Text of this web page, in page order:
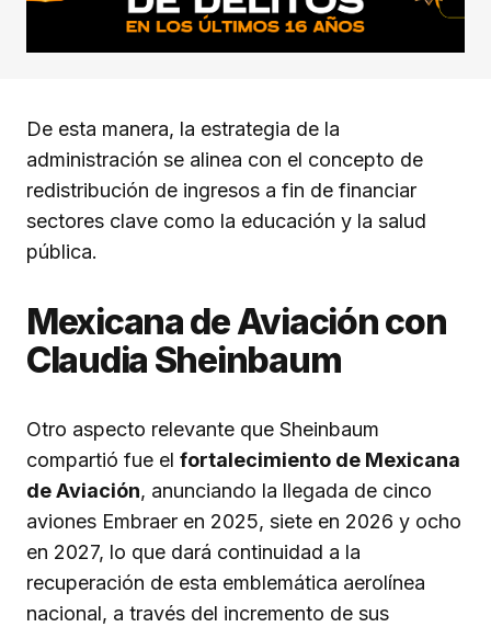
De esta manera, la estrategia de la
administración se alinea con el concepto de
redistribución de ingresos a fin de financiar
sectores clave como la educación y la salud
pública.
Mexicana de Aviación con
Claudia Sheinbaum
Otro aspecto relevante que Sheinbaum
compartió fue el fortalecimiento de Mexicana
de Aviación, anunciando la llegada de cinco
aviones Embraer en 2025, siete en 2026 y ocho
en 2027, lo que dará continuidad a la
recuperación de esta emblemática aerolínea
nacional, a través del incremento de sus